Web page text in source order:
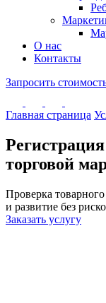
О нас
Контакты
Запросить
Главная страница
Регистрация
торговой
Проверка
и развитие без
Заказать услугу